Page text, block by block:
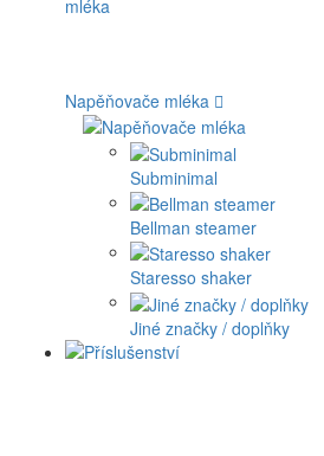
Napěňovače mléka
Subminimal
Bellman steamer
Staresso shaker
Jiné značky / doplňky